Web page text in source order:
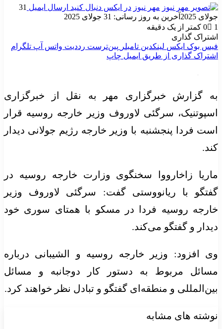
مهر نیوز در ایکس دنبال کنید ارسال ایمیل 31
جولای 2025
آخرین به روز رسانی: 31 جولای 2025
0
1
کمتر از یک دقیقه
اشتراک گذاری
فیس بوک ایکس لینکدین ‫تامبلر ‫پین‌ترست ‫رددیت واتس آپ تلگرام
اشتراک گذاری از طریق ایمیل چاپ
به گزارش خبرگزاری مهر به نقل از خبرگزاری
اسپوتنیک، سرگئی لاوروف وزیر خارجه روسیه قرار
است فردا پنجشنبه با وزیر خارجه رژیم جولانی دیدار
کند.
ماریا زاخارووا
سخنگوی وزارت خارجه روسیه در
گفتگو با ریانووستی گفت: سرگئی لاوروف وزیر
خارجه روسیه فردا در مسکو با همتای سوری خود
دیدار و گفتگو می‌کند.
وی افزود: وزیر خارجه روسیه و الشیبانی درباره
مسائل مربوط به دستور کار دوجانبه و مسائل
بین‌المللی و منطقه‌ای گفتگو و تبادل نظر خواهند کرد.
نوشته های مشابه